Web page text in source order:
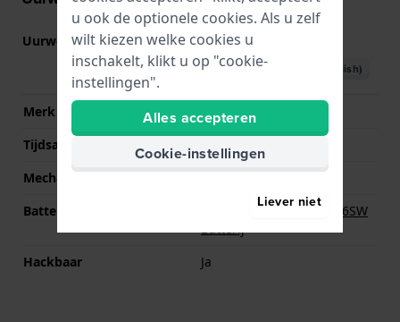
Uurwerk nr. VX3K(Bekijk specificaties
Download handboek (English)
Merk uurwerk
Seiko Instruments Inc.
Tijdsaanduiding
Analoog
Mechanisme
Batterij
Renata R373 373 / SR916SW
Batterij
Hackbaar
Ja
u ook de optionele cookies. Als u zelf
wilt kiezen welke cookies u
inschakelt, klikt u op "cookie-
instellingen".
Alles accepteren
Cookie-instellingen
Liever niet